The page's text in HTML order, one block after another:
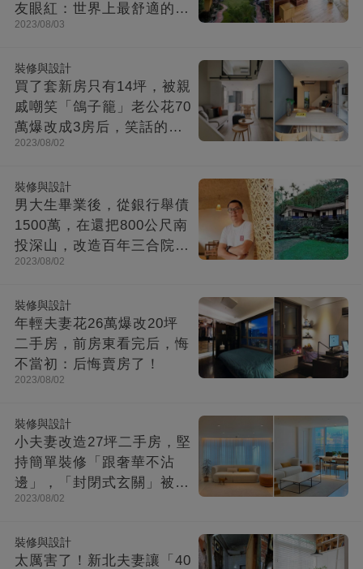
友眼紅：世界上最舒適的時
光都在這里
2023/08/03
裝修與設計
買了套新房只有14坪，被親
戚嘲笑「鴿子籠」老公花70
萬爆改成3房后，笑話的親
戚不吭聲了
2023/08/02
裝修與設計
男大生畢業後，從銀行舉債
1500萬，在還把800公尺南
投深山，改造百年三合院，
成「台灣最美民宿」!
2023/08/02
裝修與設計
年輕夫妻花26萬爆改20坪
二手房，前房東看完后，悔
不當初：后悔賣房了！
2023/08/02
裝修與設計
小夫妻改造27坪二手房，堅
持簡單裝修「跟奢華不沾
邊」，「封閉式玄關」被贊
爆：這就是夢想中的家！
2023/08/02
裝修與設計
太厲害了！新北夫妻讓「40